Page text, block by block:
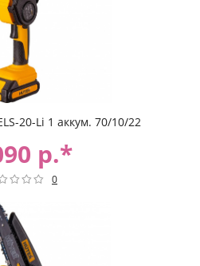
20-Li 1 аккум. 70/10/22
р.*
0